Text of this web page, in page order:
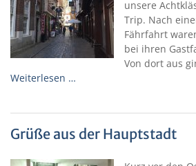
unsere
Trip. Nach
Fährfahrt
bei ihren
Von dort aus
Weiterlesen …
Grüße aus der Hauptstadt